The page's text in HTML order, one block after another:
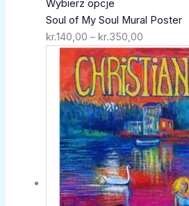
Wybierz opcje
Soul of My Soul Mural Poster
kr.140,00 – kr.350,00
Zakres
cen:
od
kr.180,00
do
kr.350,00